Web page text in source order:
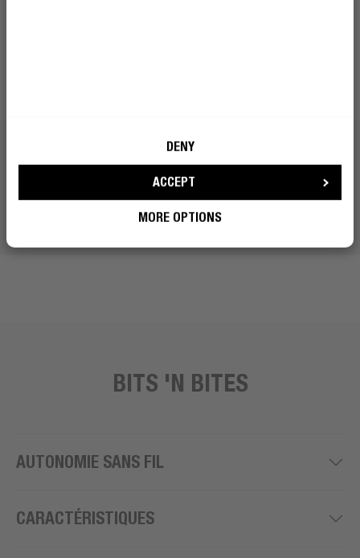
DENY
ACCEPT
MORE OPTIONS
BITS 'N BITES
AUTONOMIE SANS FIL
CARACTÉRISTIQUES